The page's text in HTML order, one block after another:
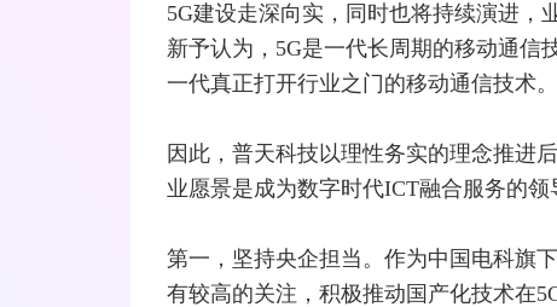
5G建设走深向实，同时也将持续演进，
新予认为，5G是一代长周期的移动通信
一代真正打开行业之门的移动通信技术。
因此，普天科技以理性务实的理念推进
业愿景是成为数字时代ICT融合服务的领
第一，坚持央企担当。作为中国电科旗
有较高的关注，积极推动国产化技术在